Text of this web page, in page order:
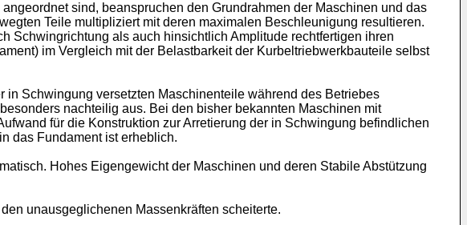
sind, beanspruchen den Grundrahmen der Maschinen und das
Teile multipliziert mit deren maximalen Beschleunigung re­sultieren.
Schwingrichtung als auch hinsichtlich Amplitude rechtfertigen ihren
im Vergleich mit der Belastbarkeit der Kurbeltriebwerkbauteile selbst
Schwingung versetzten Maschinen­teile während des Betriebes
nachteilig aus. Bei den bisher bekannten Maschinen mit
für die Konstruktion zur Arretierung der in Schwingung befindlichen
das Fundament ist erheblich.
Hohes Eigengewicht der Ma­schinen und deren Stabile Abstützung
unausgeglichenen Massen­kräften scheiterte.